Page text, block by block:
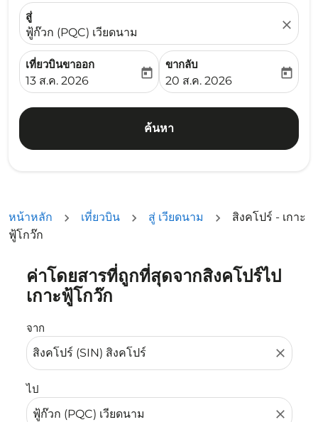
สู่
ฟู้ก๊วก (PQC) เวียดนาม
close
เที่ยวบินขาออก
fc-booking-departure-date-aria-label
13 ส.ค. 2026
today
ขากลับ
fc-booking-return-date-
20 ส.ค. 2026
today
ค้นหา
หน้าหลัก เที่ยวบิน สู่ เวียดนาม
สิงคโปร์ - เกาะ
ฟู้โกว๊ก
ค่าโดยสารที่ถูกที่สุดจากสิงคโปร์ไป
เกาะฟู้โกว๊ก
จาก
close
ไป
close
ลองอัปเดตเส้นทางของคุณ (ต้นทางและ/หรือปลายทาง) หรื